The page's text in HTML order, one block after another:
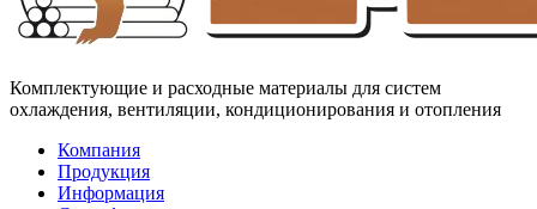
Комплектующие и расходные материалы для систем
охлаждения, вентиляции, кондиционирования и отопления
Компания
Продукция
Информация